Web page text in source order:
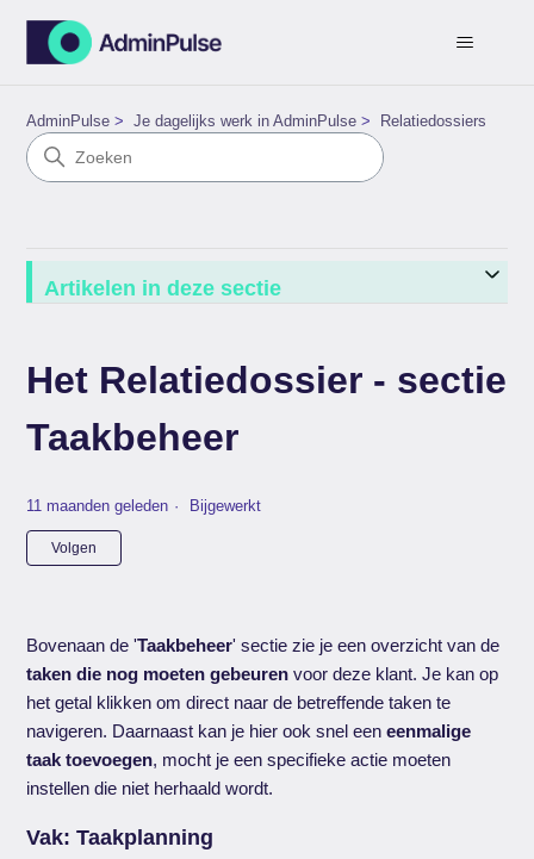
AdminPulse Je dagelijks werk in AdminPulse Relatiedossiers
Artikelen in deze sectie
Het Relatiedossier - sectie
Taakbeheer
11 maanden geleden Bijgewerkt
Volgen
Bovenaan de 'Taakbeheer' sectie zie je een overzicht van de
taken die nog moeten gebeuren voor deze klant. Je kan op
het getal klikken om direct naar de betreffende taken te
navigeren. Daarnaast kan je hier ook snel eeneenmalige
taak toevoegen, mocht je een specifieke actie moeten
instellen die niet herhaald wordt.
Vak: Taakplanning